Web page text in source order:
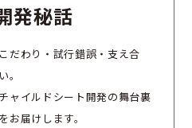
発秘話
こだわり・試行錯誤・支え合
い。
チャイルドシート開発の舞台裏
をお届けします。